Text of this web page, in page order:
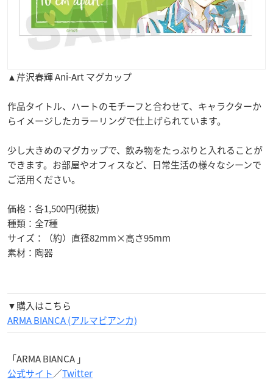
▲芹沢春輝 Ani-Art マグカップ
作品タイトル、ハートのモチーフと合わせて、キャラクターか
らイメージしたカラーリングで仕上げられています。
少し大きめのマグカップで、飲み物をたっぷりと入れることが
できます。お部屋やオフィスなど、日常生活の様々なシーンで
ご活用ください。
価格：各1,500円(税抜)
種類：全7種
サイズ：（約）直径82mm×高さ95mm
素材：陶器
▼購入はこちら
ARMA BIANCA (アルマビアンカ)
「ARMA BIANCA 」
公式サイト／Twitter